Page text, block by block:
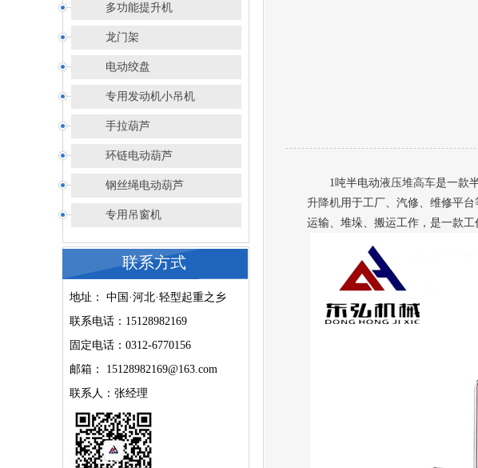
多功能提升机
龙门架
电动绞盘
专用发动机小吊机
手拉葫芦
环链电动葫芦
钢丝绳电动葫芦
专用吊窗机
联系方式
地址： 中国·河北·轻型起重之乡
联系电话：15128982169
固定电话：0312-6770156
邮箱： 15128982169@163.com
联系人：张经理
1吨半电动液压堆高车是一款
升降机用于工厂、汽修、维修平
运输、堆垛、搬运工作，是一款工